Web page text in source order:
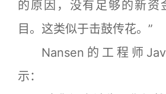
的原因，没有足够的新资
目。这类似于击鼓传花。”
Nansen的工程师
示：